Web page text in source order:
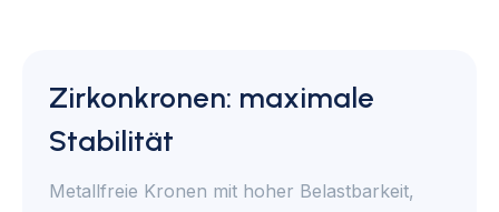
Zirkonkronen: maximale
Stabilität
Metallfreie Kronen mit hoher Belastbarkeit,